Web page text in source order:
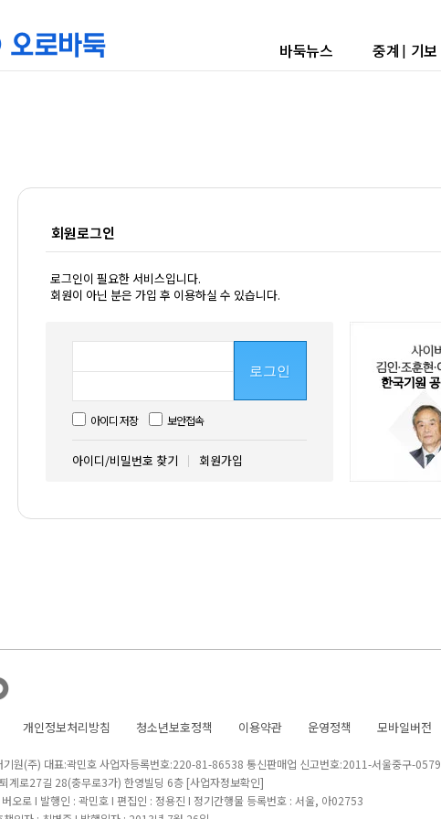
바둑뉴스 중계 | 기보
회원로그인
로그인이 필요한 서비스입니다.
회원이 아닌 분은 가입 후 이용하실 수 있습니다.
로그인
아이디 저장 보안접속
아이디/비밀번호 찾기 회원가입
개인정보처리방침 청소년보호정책 이용약관 운영정책 모바일버전
기원(주) 대표:곽민호 사업자등록번호:220-81-86538 통신판매업 신고번호:2011-서울중구-0579
계로27길 28(충무로3가) 한영빌딩 6층 [사업자정보확인]
오로 I 발행인 : 곽민호 I 편집인 : 정용진 I 정기간행물 등록번호 : 서울, 아02753